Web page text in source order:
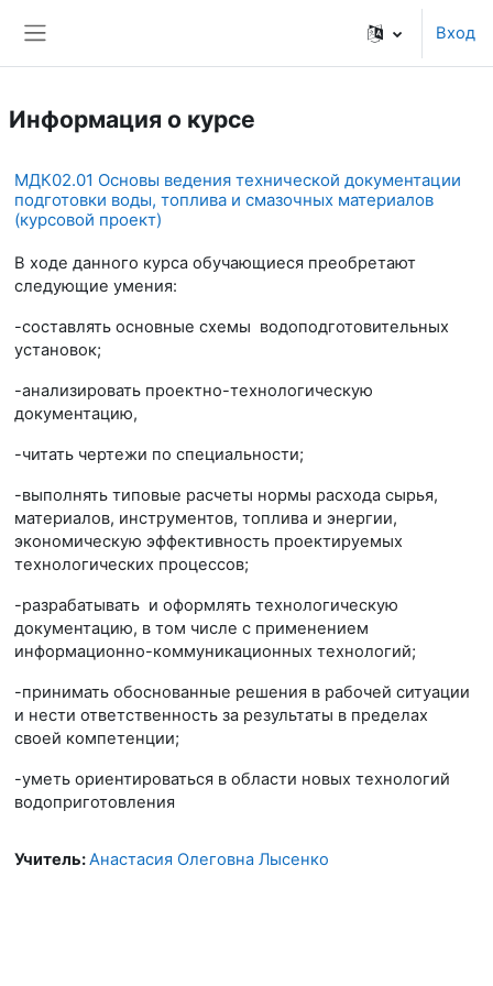
Вход
Информация о курсе
МДК02.01 Основы ведения технической документации
подготовки воды, топлива и смазочных материалов
(курсовой проект)
В ходе данного курса обучающиеся преобретают
следующие умения:
-составлять основные схемы водоподготовительных
установок;
-анализировать проектно-технологическую
документацию,
-читать чертежи по специальности;
-выполнять типовые расчеты нормы расхода сырья,
материалов, инструментов, топлива и энергии,
экономическую эффективность проектируемых
технологических процессов;
-разрабатывать и оформлять технологическую
документацию, в том числе с применением
информационно-коммуникационных технологий;
-принимать обоснованные решения в рабочей ситуации
и нести ответственность за результаты в пределах
своей компетенции;
-уметь ориентироваться в области новых технологий
водоприготовления
Учитель:Анастасия Олеговна Лысенко